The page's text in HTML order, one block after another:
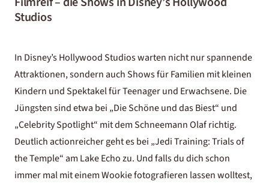
Studios
In Disney’s Hollywood Studios warten nicht nur spannende
Attraktionen, sondern auch Shows für Familien mit kleinen
Kindern und Spektakel für Teenager und Erwachsene. Die
Jüngsten sind etwa bei „Die Schöne und das Biest“ und
„Celebrity Spotlight“ mit dem Schneemann Olaf richtig.
Deutlich actionreicher geht es bei „Jedi Training: Trials of
the Temple“ am Lake Echo zu. Und falls du dich schon
immer mal mit einem Wookie fotografieren lassen wolltest,